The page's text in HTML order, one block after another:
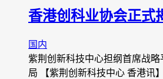
香港创科业协会正式
国内
紫荆创新科技中心担纲首席战
局 【紫荆创新科技中心 香港讯